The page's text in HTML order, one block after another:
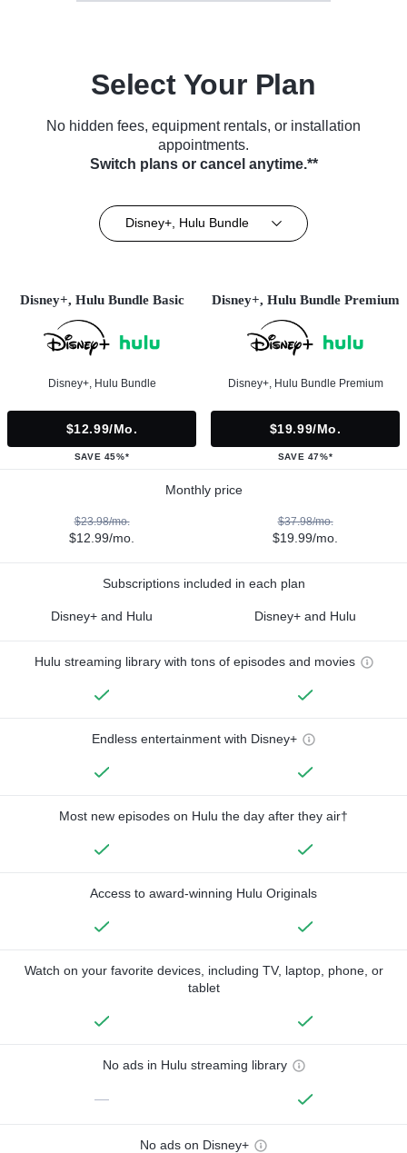
Select Your Plan
No hidden fees, equipment rentals, or installation
appointments.
Switch plans or cancel anytime.**
Disney+, Hulu Bundle
Disney+, Hulu Bundle Basic
Disney+, Hulu Bundle
$12.99/mo.
SAVE 45%*
Disney+, Hulu Bundle Premium
Disney+, Hulu Bundle Premium
$19.99/mo.
SAVE 47%*
Monthly price
$23.98/mo.
$12.99/mo.
$37.98/mo.
$19.99/mo.
Subscriptions included in each plan
Disney+ and Hulu Disney+ and Hulu
Hulu streaming library with tons of episodes and movies
Endless entertainment with Disney+
Most new episodes on Hulu the day after they air†
Access to award-winning Hulu Originals
Watch on your favorite devices, including TV, laptop, phone, or
tablet
No ads in Hulu streaming library
—
No ads on Disney+